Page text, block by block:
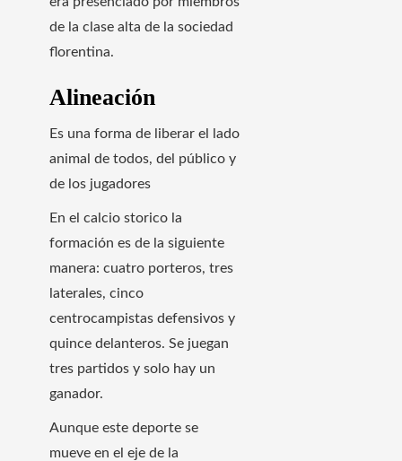
de la clase alta de la sociedad
florentina.
Alineación
Es una forma de liberar el lado
animal de todos, del público y
de los jugadores
En el calcio storico la
formación es de la siguiente
manera: cuatro porteros, tres
laterales, cinco
centrocampistas defensivos y
quince delanteros. Se juegan
tres partidos y solo hay un
ganador.
Aunque este deporte se
mueve en el eje de la